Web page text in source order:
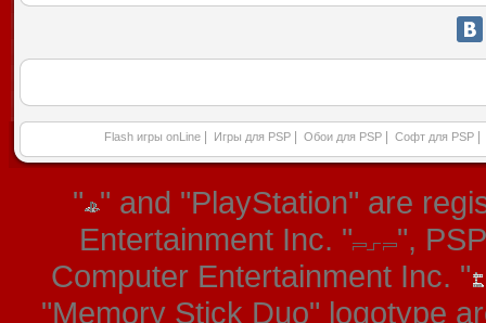
Flash игры onLine Игры для PSP Обои для PSP Софт для PSP
" " and "PlayStation" are
Entertainment Inc. "
",
Computer Entertainment Inc. "
"Memory Stick Duo" logotype